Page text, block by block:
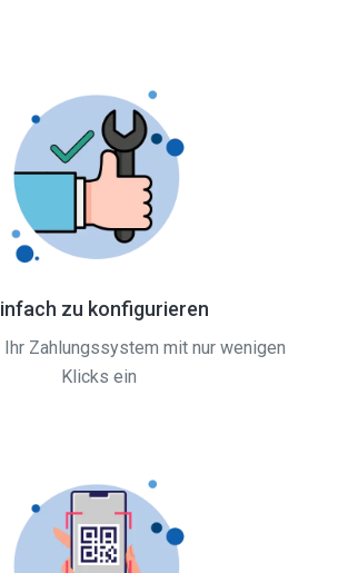
zu konfigurieren
Ihr Zahlungssystem mit nur wenigen
Klicks ein